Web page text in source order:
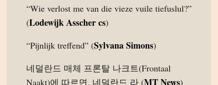
“Wie verlost me van die vieze vuile tiefuslul?”
(Lodewijk Asscher cs)
“Pijnlijk treffend” (Sylvana Simons)
네덜란드 매체 프론탈 나크트(Frontaal
Naakt)에 따르면, 네덜란드 라 (MT News)